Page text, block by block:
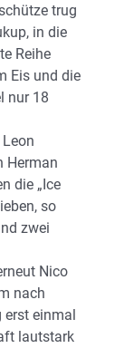
trug
in die
Reihe
Eis und die
nur 18
Herman
die „Ice
so
zwei
Nico
nach
erst einmal
lautstark